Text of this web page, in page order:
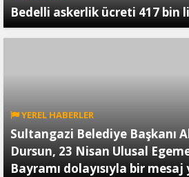
Bedelli askerlik ücreti 417 bin
YEREL HABERLER
Sultangazi Belediye Başkanı
Dursun, 23 Nisan Ulusal
Bayramı dolayısıyla bir mesaj